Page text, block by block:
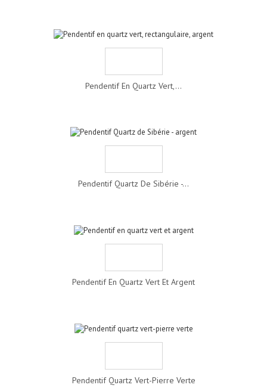
Pendentif En Quartz Vert,...
Pendentif Quartz De Sibérie -...
Pendentif En Quartz Vert Et Argent
Pendentif Quartz Vert-Pierre Verte